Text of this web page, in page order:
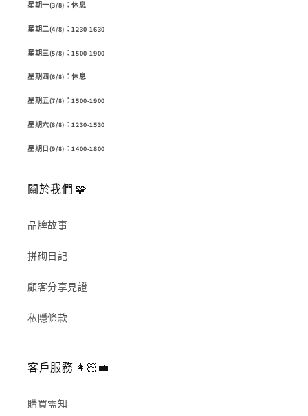
星期一(3/8)：休息
星期二(4/8)：1230-1630
星期三(5/8)：1500-1900
星期四(6/8)：休息
星期五(7/8)：1500-1900
星期六(8/8)：1230-1530
星期日(9/8)：1400-1800
關於我們 🧩
品牌故事
拼砌日記
顧客分享見證
私隱條款
客戶服務 👩🏻‍💼
購買需知